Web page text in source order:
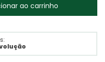
ao carrinho